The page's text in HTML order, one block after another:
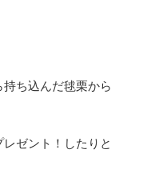
ち込んだ毬栗から
ゼント！したりと